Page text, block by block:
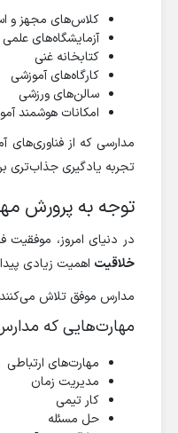
کلاس‌های مجهز و
آزمایشگاه‌های علمی
کتابخانه غنی
کارگاه‌های آموزشی
سالن‌های ورزشی
امکانات هوشمند
مدارسی که از فناوری‌های
تجربه یادگیری جذاب‌تری
توجه به پرورش
در دنیای امروز،
خلاقیت اهمیت زیادی
مدارس موفق تلاش می‌کنند
مهارت‌هایی که
مهارت‌های ارتباطی
مدیریت زمان
کار تیمی
حل مسئله